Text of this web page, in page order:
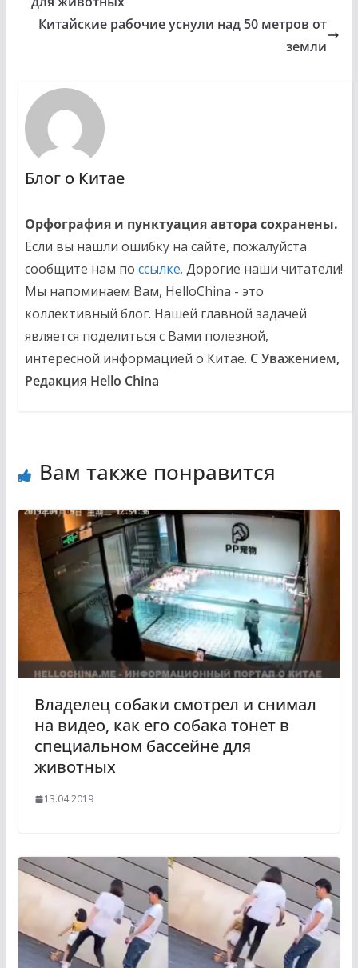
Китайские рабочие уснули над 50 метров от
земли
Блог о Китае
Орфография и пунктуация автора сохранены.
Если вы нашли ошибку на сайте, пожалуйста
сообщите нам по ссылке. Дорогие наши читатели!
Мы напоминаем Вам, HelloChina - это
коллективный блог. Нашей главной задачей
является поделиться с Вами полезной,
интересной информацией о Китае. С Уважением,
Редакция Hello China
Вам также понравится
Владелец собаки смотрел и снимал
на видео, как его собака тонет в
специальном бассейне для
животных
13.04.2019